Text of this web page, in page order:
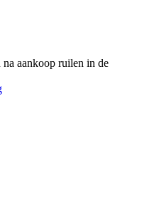
aankoop ruilen in de